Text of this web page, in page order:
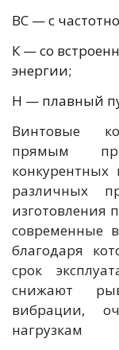
ВС — с
К — со
энергии;
Н — плавный
Винтовые
прямым
различных
изготовления
современные
благодаря
срок
снижают
вибрации,
нагрузкам